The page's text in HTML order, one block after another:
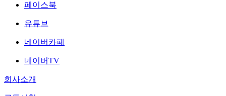
페이스북
유튜브
네이버카페
네이버TV
회사소개